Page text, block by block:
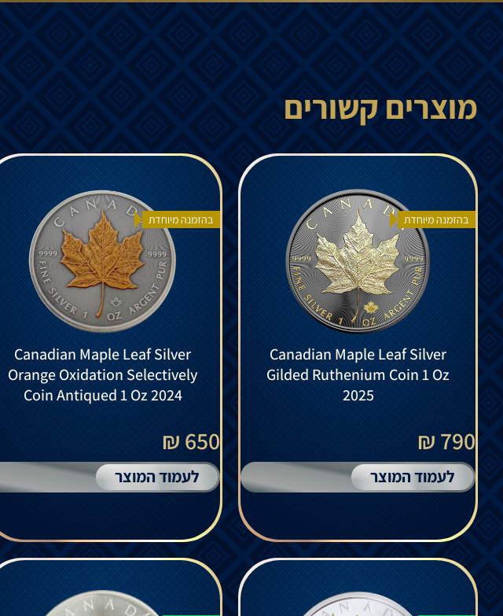
מוצרים קשורים
בהזמנה מיוחדת
Canadian Maple Leaf Silver
Gilded Ruthenium Coin 1 Oz
2025
790 ₪
לעמוד המוצר
בהזמנה מיוחדת
Canadian Maple Leaf Silver
Orange Oxidation Selectively
Coin Antiqued 1 Oz 2024
650 ₪
לעמוד המוצר